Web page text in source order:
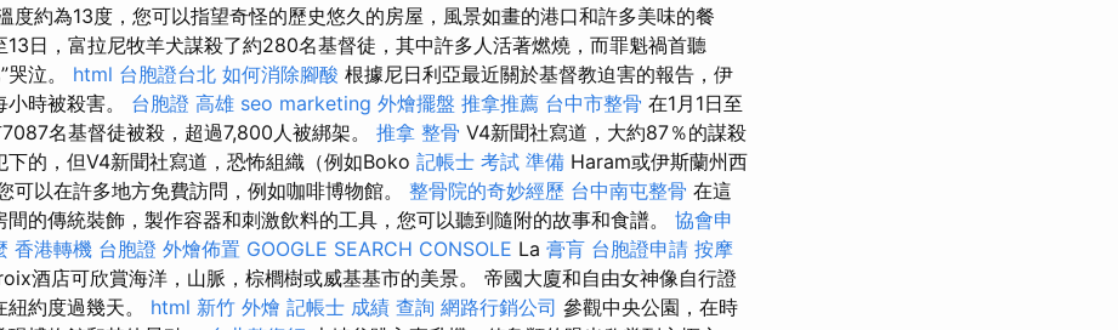
度約為13度，您可以指望奇怪的歷史悠久的房屋，風景如畫的港口和許多美味的餐
13日，富拉尼牧羊犬謀殺了約280名基督徒，其中許多人活著燃燒，而罪魁禍首聽
哭泣。 html 台胞證台北 如何消除腳酸 根據尼日利亞最近關於基督教迫害的報告，伊
時被殺害。 台胞證 高雄 seo marketing 外燴擺盤 推拿推薦 台中市整骨 在1月1日至
名基督徒被殺，超過7,800人被綁架。 推拿 整骨 V4新聞社寫道，大約87％的謀殺
下的，但V4新聞社寫道，恐怖組織（例如Boko 記帳士 考試 準備 Haram或伊斯蘭州西
可以在許多地方免費訪問，例如咖啡博物館。 整骨院的奇妙經歷 台中南屯整骨 在這
的傳統裝飾，製作容器和刺激飲料的工具，您可以聽到隨附的故事和食譜。 協會申
香港轉機 台胞證 外燴佈置 GOOGLE SEARCH CONSOLE La 膏肓 台胞證申請 按摩
酒店可欣賞海洋，山脈，棕櫚樹或威基基市的美景。 帝國大廈和自由女神像自行證
約度過幾天。 html 新竹 外燴 記帳士 成績 查詢 網路行銷公司 參觀中央公園，在時